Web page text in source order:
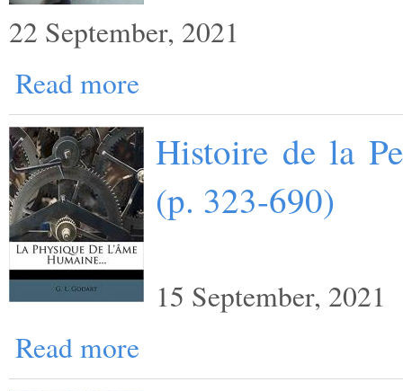
22 September, 2021
Read more
Histoire de la
(p. 323-690)
15 September, 2021
Read more